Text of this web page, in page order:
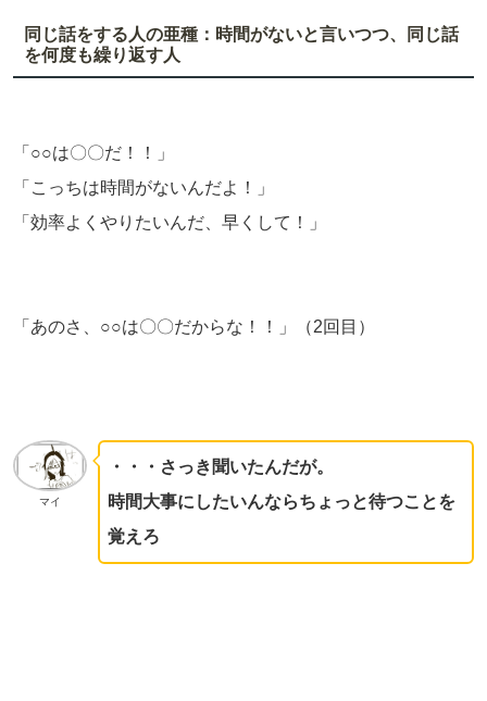
同じ話をする人の亜種：時間がないと言いつつ、同じ話
を何度も繰り返す人
「○○は〇〇だ！！」
「こっちは時間がないんだよ！」
「効率よくやりたいんだ、早くして！」
「あのさ、○○は〇〇だからな！！」（2回目）
マイ
・・・さっき聞いたんだが。
時間大事にしたいんならちょっと待つことを
覚えろ